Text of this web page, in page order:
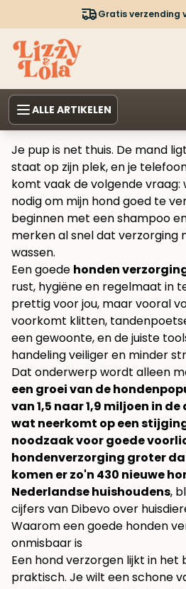
Gratis verzending
ALLE ARTIKELEN
Je pup is net thuis. De mand
staat op zijn plek, en je
komt vaak de volgende vraag:
nodig om mijn hond goed te
beginnen met een shampoo
merken al snel dat verzorging
wassen.
Een goede honden
rust, hygiëne en regelmaat in
prettig voor jou, maar vooral
voorkomt klitten,
een gewoonte, en de juiste
handeling veiliger en minder
Dat onderwerp wordt alleen
een groei van de
van 1,5 naar 1,9 miljoen in
wat neerkomt op een
noodzaak voor goede
hondenverzorging groter
komen er zo'n 430 nieuwe
Nederlandse huishoudens,
cijfers van Dibevo over
Waarom een goede honden
onmisbaar is
Een hond verzorgen lijkt in het
praktisch. Je wilt een schone